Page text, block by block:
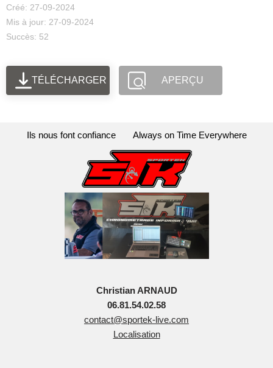
Créé: 27-09-2024
Mis à jour: 27-09-2024
Succès: 52
TÉLÉCHARGER APERÇU
Ils nous font confiance Always on Time Everywhere
Christian ARNAUD
06.81.54.02.58
contact@sportek-live.com
Localisation